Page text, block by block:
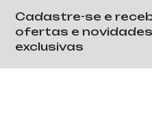
Cadastre-se e
ofertas e novidades
exclusivas